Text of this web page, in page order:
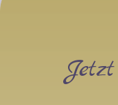
Jetzt